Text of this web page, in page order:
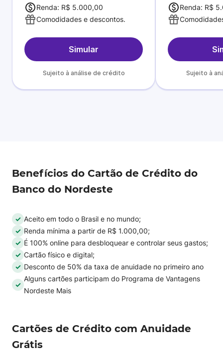
Renda: R$ 5.000,00
Comodidades e descontos.
Simular
Sujeito à análise de crédito
Renda: R$
Sujeito à
Benefícios do Cartão de Crédito do
Banco do Nordeste
Aceito em todo o Brasil e no mundo;
Renda mínima a partir de R$ 1.000,00;
É 100% online para desbloquear e controlar seus gastos;
Cartão físico e digital;
Desconto de 50% da taxa de anuidade no primeiro ano
Alguns cartões participam do Programa de Vantagens
Nordeste Mais
Cartões de Crédito com Anuidade
Grátis